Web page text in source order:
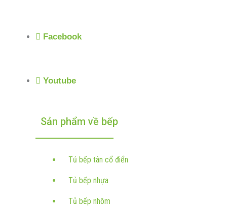
Facebook
Youtube
Sản phẩm về bếp
Tủ bếp tân cổ điển
Tủ bếp nhựa
Tủ bếp nhôm